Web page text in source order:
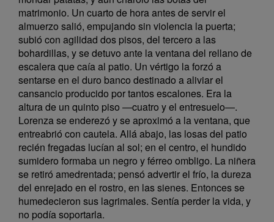
matrimonio. Un cuarto de hora antes de servir el
almuerzo salió, empujando sin violencia la puerta;
subió con agilidad dos pisos, del tercero a las
bohardillas, y se detuvo ante la ventana del rellano de
escalera que caía al patio. Un vértigo la forzó a
sentarse en el duro banco destinado a aliviar el
cansancio producido por tantos escalones. Era la
altura de un quinto piso —cuatro y el entresuelo—.
Lorenza se enderezó y se aproximó a la ventana, que
entreabrió con cautela. Allá abajo, las losas del patio
recién fregadas lucían al sol; en el centro, el hundido
sumidero formaba un negro y férreo ombligo. La niñera
se retiró amedrentada; pensó advertir el frío, la dureza
del enrejado en el rostro, en las sienes. Entonces se
humedecieron sus lagrimales. Sentía perder la vida, y
no podía soportarla.